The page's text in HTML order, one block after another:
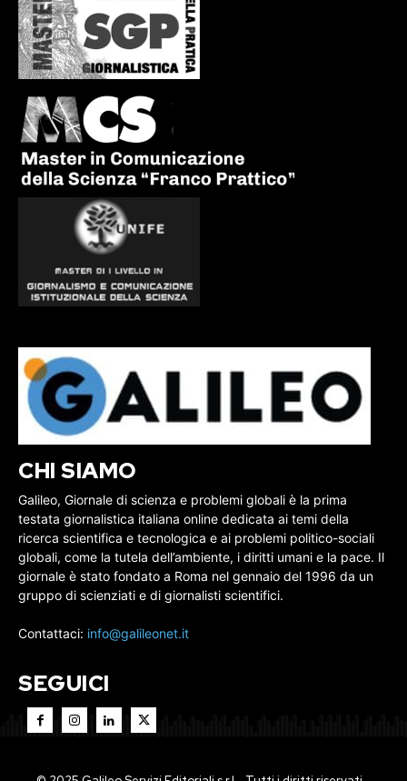
CHI SIAMO
Galileo, Giornale di scienza e problemi globali è la prima
testata giornalistica italiana online dedicata ai temi della
ricerca scientifica e tecnologica e ai problemi politico-sociali
globali, come la tutela dell’ambiente, i diritti umani e la pace. Il
giornale è stato fondato a Roma nel gennaio del 1996 da un
gruppo di scienziati e di giornalisti scientifici.
Contattaci: info@galileonet.it
SEGUICI